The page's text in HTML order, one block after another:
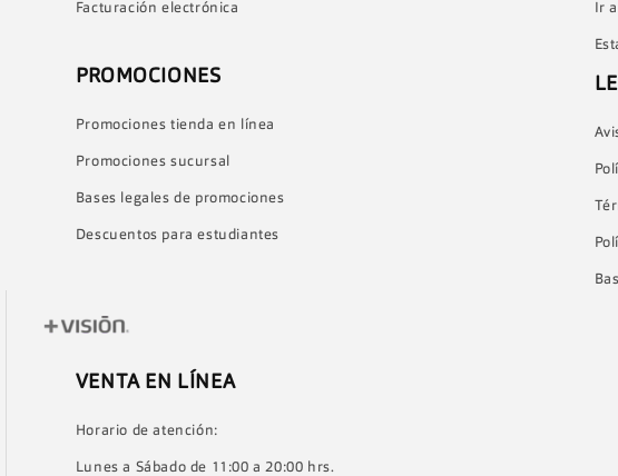
Facturación electrónica
PROMOCIONES
Promociones tienda en línea
Promociones sucursal
Bases legales de promociones
Descuentos para estudiantes
Ir
VENTA EN LÍNEA
Horario de atención:
Lunes a Sábado de 11:00 a 20:00 hrs.